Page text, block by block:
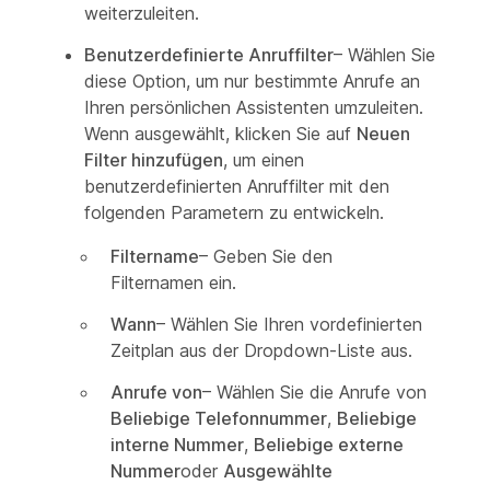
weiterzuleiten.
Benutzerdefinierte Anruffilter– Wählen Sie
diese Option, um nur bestimmte Anrufe an
Ihren persönlichen Assistenten umzuleiten.
Wenn ausgewählt, klicken Sie auf Neuen
Filter hinzufügen, um einen
benutzerdefinierten Anruffilter mit den
folgenden Parametern zu entwickeln.
Filtername– Geben Sie den
Filternamen ein.
Wann– Wählen Sie Ihren vordefinierten
Zeitplan aus der Dropdown-Liste aus.
Anrufe von– Wählen Sie die Anrufe von
Beliebige Telefonnummer, Beliebige
interne Nummer, Beliebige externe
Nummeroder Ausgewählte